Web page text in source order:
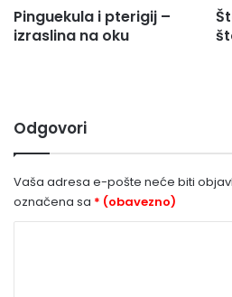
Pinguekula i pterigij –
izraslina na oku
Odgovori
Vaša adresa e-pošte neće biti
označena sa * (obavezno)